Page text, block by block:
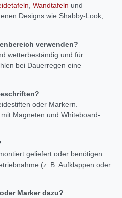
, Wandtafeln und
Designs wie Shabby-Look,
verwenden?
wetterbeständig und für
bei Dauerregen eine
oder Markern.
Magneten und Whiteboard-
geliefert oder benötigen
(z. B. Aufklappen oder
Marker dazu?